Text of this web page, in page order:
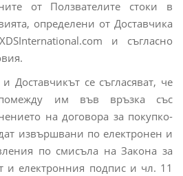
от Ползвателите стоки в
определени от Доставчика
и съгласно
Доставчикът се съгласяват, че
им във връзка със
на договора за покупко-
извършвани по електронен и
по смисъла на Закона за
и електронния подпис и чл. 11